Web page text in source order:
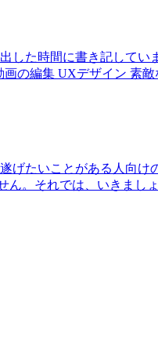
した時間に書き記してい
の編集 UXデザイン 素敵
げたいことがある人向け
ん。それでは、いきまし